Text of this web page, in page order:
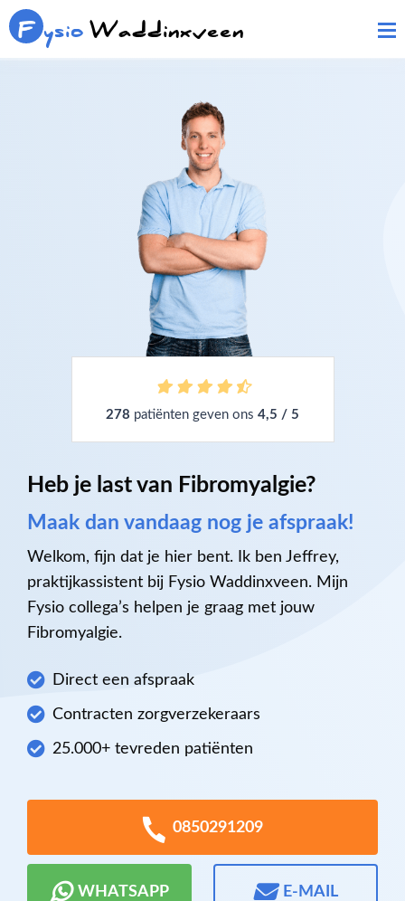
F ysioWaddinxveen
278 patiënten geven ons 4,5 / 5
Heb je last van Fibromyalgie?
Maak dan vandaag nog je afspraak!
Welkom, fijn dat je hier bent. Ik ben Jeffrey,
praktijkassistent bij Fysio Waddinxveen. Mijn
Fysio collega’s helpen je graag met jouw
Fibromyalgie.
Direct een afspraak
Contracten zorgverzekeraars
25.000+ tevreden patiënten
0850291209
WHATSAPP E-MAIL